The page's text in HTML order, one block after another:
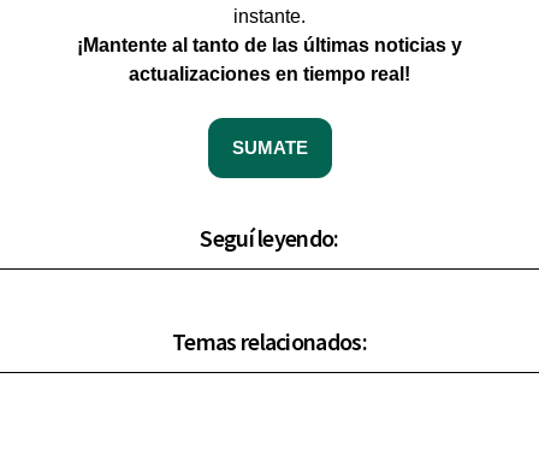
instante.
¡Mantente al tanto de las últimas noticias y
actualizaciones en tiempo real!
SUMATE
Seguí leyendo:
Temas relacionados: